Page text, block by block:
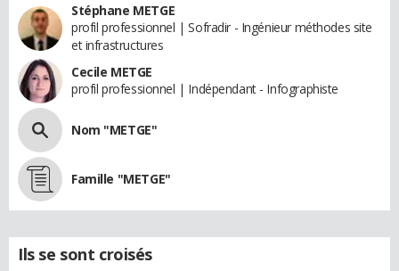
Stéphane METGE
profil professionnel | Sofradir - Ingénieur méthodes site
et infrastructures
Cecile METGE
profil professionnel | Indépendant - Infographiste
Nom "METGE"
Famille "METGE"
Ils se sont croisés